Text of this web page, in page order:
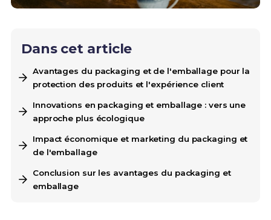
Dans cet article
Avantages du packaging et de l'emballage pour la
protection des produits et l'expérience client
Innovations en packaging et emballage : vers une
approche plus écologique
Impact économique et marketing du packaging et
de l'emballage
Conclusion sur les avantages du packaging et
emballage